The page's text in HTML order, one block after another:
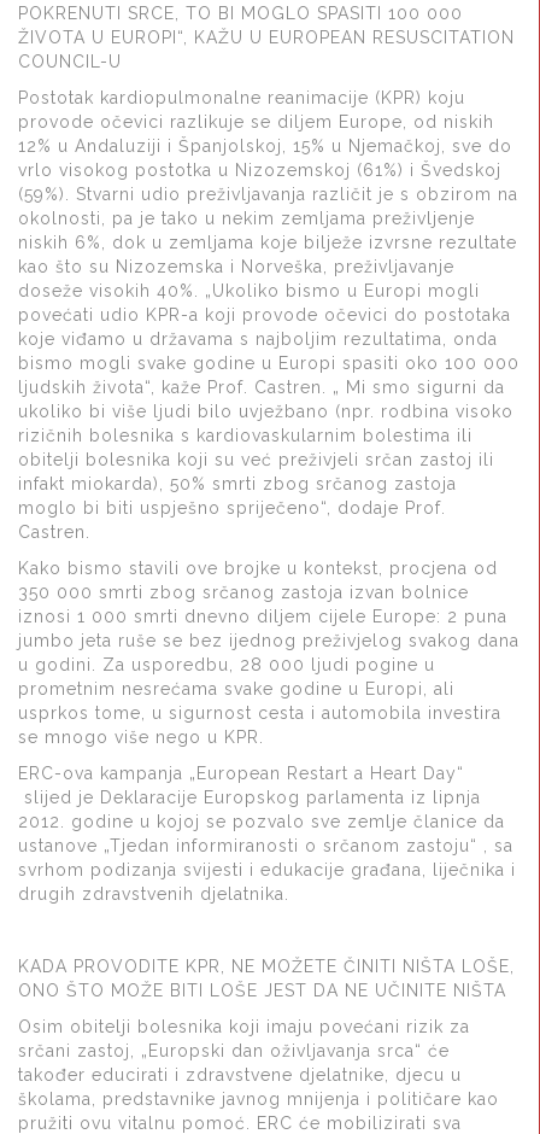
POKRENUTI SRCE, TO BI MOGLO SPASITI 100 000
ŽIVOTA U EUROPI“, KAŽU U EUROPEAN RESUSCITATION
COUNCIL-U
Postotak kardiopulmonalne reanimacije (KPR) koju
provode očevici razlikuje se diljem Europe, od niskih
12% u Andaluziji i Španjolskoj, 15% u Njemačkoj, sve do
vrlo visokog postotka u Nizozemskoj (61%) i Švedskoj
(59%). Stvarni udio preživljavanja različit je s obzirom na
okolnosti, pa je tako u nekim zemljama preživljenje
niskih 6%, dok u zemljama koje bilježe izvrsne rezultate
kao što su Nizozemska i Norveška, preživljavanje
doseže visokih 40%. „Ukoliko bismo u Europi mogli
povećati udio KPR-a koji provode očevici do postotaka
koje viđamo u državama s najboljim rezultatima, onda
bismo mogli svake godine u Europi spasiti oko 100 000
ljudskih života“, kaže Prof. Castren. „ Mi smo sigurni da
ukoliko bi više ljudi bilo uvježbano (npr. rodbina visoko
rizičnih bolesnika s kardiovaskularnim bolestima ili
obitelji bolesnika koji su već preživjeli srčan zastoj ili
infakt miokarda), 50% smrti zbog srčanog zastoja
moglo bi biti uspješno spriječeno“, dodaje Prof.
Castren.
Kako bismo stavili ove brojke u kontekst, procjena od
350 000 smrti zbog srčanog zastoja izvan bolnice
iznosi 1 000 smrti dnevno diljem cijele Europe: 2 puna
jumbo jeta ruše se bez ijednog preživjelog svakog dana
u godini. Za usporedbu, 28 000 ljudi pogine u
prometnim nesrećama svake godine u Europi, ali
usprkos tome, u sigurnost cesta i automobila investira
se mnogo više nego u KPR.
ERC-ova kampanja „European Restart a Heart Day“
slijed je Deklaracije Europskog parlamenta iz lipnja
2012. godine u kojoj se pozvalo sve zemlje članice da
ustanove „Tjedan informiranosti o srčanom zastoju“ , sa
svrhom podizanja svijesti i edukacije građana, liječnika i
drugih zdravstvenih djelatnika.
KADA PROVODITE KPR, NE MOŽETE ČINITI NIŠTA LOŠE,
ONO ŠTO MOŽE BITI LOŠE JEST DA NE UČINITE NIŠTA
Osim obitelji bolesnika koji imaju povećani rizik za
srčani zastoj, „Europski dan oživljavanja srca“ će
također educirati i zdravstvene djelatnike, djecu u
školama, predstavnike javnog mnijenja i političare kao
pružiti ovu vitalnu pomoć. ERC će mobilizirati sva